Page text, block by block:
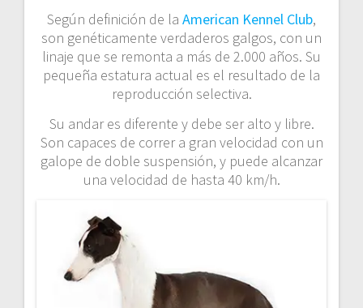
Según definición de la American Kennel Club,
son genéticamente verdaderos galgos, con un
linaje que se remonta a más de 2.000 años. Su
pequeña estatura actual es el resultado de la
reproducción selectiva.
Su andar es diferente y debe ser alto y libre.
Son capaces de correr a gran velocidad con un
galope de doble suspensión, y puede alcanzar
una velocidad de hasta 40 km/h.